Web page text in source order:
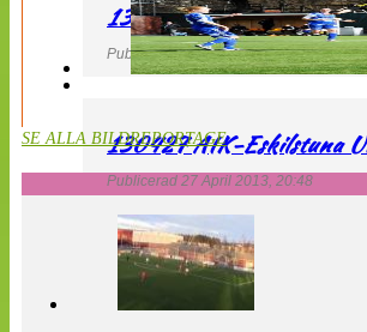
130427 LdB FC Malmö –
Publicerad 27 April 2013, 20:54
130427 AIK-Eskilstuna
Publicerad 27 April 2013, 20:48
SE ALLA BILDREPORTAGE